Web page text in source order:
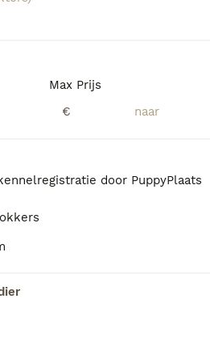
Max Prijs
€
door PuppyPlaats
Naakthond Pups te
wil zien voor deze
sla dan je zoekopdracht op en
vrolijke, sociale
band opbouwen met